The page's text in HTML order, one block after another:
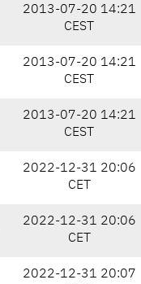
2013-07-20 14:21
CEST
2013-07-20 14:21
CEST
2013-07-20 14:21
CEST
2022-12-31 20:06
CET
2022-12-31 20:06
CET
2022-12-31 20:07